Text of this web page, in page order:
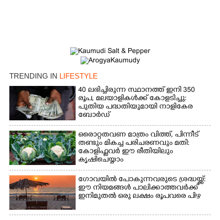
TRENDING IN LIFESTYLE
40 ലഭിച്ചിരുന്ന സ്ഥാനത്ത് ഇനി 350
രൂപ, മലയാളികൾക്ക് കോളടിച്ചു:
പുതിയ പദ്ധതിയുമായി നാളികേര
ബോർഡ്
ഒരൊറ്റതവണ മാത്രം വിത്ത്, പിന്നീട്
തണ്ടും മികച്ച പരിചരണവും മതി:
കോളിഫ്ലവർ ഈ രീതിയിലും
കൃഷിചെയ്യാം
ഗോവയിൽ പോകുന്നവരുടെ ശ്രദ്ധയ്ക്ക്:
ഈ നിയമങ്ങൾ പാലിക്കാത്തവർക്ക്
ഇനിമുതൽ ഒരു ലക്ഷം രൂപവരെ പിഴ